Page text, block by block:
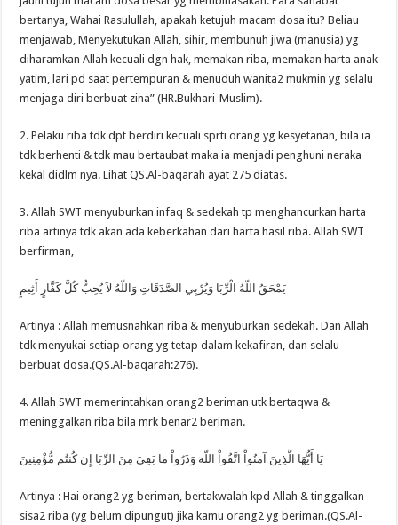
bertanya, Wahai Rasulullah, apakah ketujuh macam dosa itu? Beliau
menjawab, Menyekutukan Allah, sihir, membunuh jiwa (manusia) yg
diharamkan Allah kecuali dgn hak, memakan riba, memakan harta anak
yatim, lari pd saat pertempuran & menuduh wanita2 mukmin yg selalu
menjaga diri berbuat zina” (HR.Bukhari-Muslim).
2. Pelaku riba tdk dpt berdiri kecuali sprti orang yg kesyetanan, bila ia
tdk berhenti & tdk mau bertaubat maka ia menjadi penghuni neraka
kekal didlm nya. Lihat QS.Al-baqarah ayat 275 diatas.
3. Allah SWT menyuburkan infaq & sedekah tp menghancurkan harta
riba artinya tdk akan ada keberkahan dari harta hasil riba. Allah SWT
berfirman,
يَمْحَقُ اللّهُ الْرِّبَا وَيُرْبِي الصَّدَقَاتِ وَاللّهُ لاَ يُحِبُّ كُلَّ كَفَّارٍ أَثِيمٍ
Artinya : Allah memusnahkan riba & menyuburkan sedekah. Dan Allah
tdk menyukai setiap orang yg tetap dalam kekafiran, dan selalu
berbuat dosa.(QS.Al-baqarah:276).
4. Allah SWT memerintahkan orang2 beriman utk bertaqwa &
meninggalkan riba bila mrk benar2 beriman.
يَا أَيُّهَا الَّذِينَ آمَنُواْ اتَّقُواْ اللّهَ وَذَرُواْ مَا بَقِيَ مِنَ الرِّبَا إِن كُنتُم مُّؤْمِنِينَ
Artinya : Hai orang2 yg beriman, bertakwalah kpd Allah & tinggalkan
sisa2 riba (yg belum dipungut) jika kamu orang2 yg beriman.(QS.Al-